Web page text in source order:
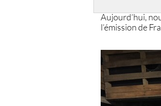
Aujourd’hui,
l’émission de